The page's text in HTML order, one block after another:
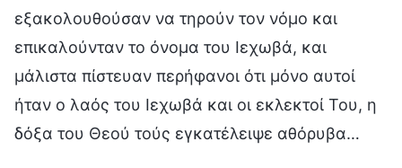
εξακολουθούσαν να τηρούν τον νόμο και
επικαλούνταν το όνομα του Ιεχωβά, και
μάλιστα πίστευαν περήφανοι ότι μόνο αυτοί
ήταν ο λαός του Ιεχωβά και οι εκλεκτοί Του, η
δόξα του Θεού τούς εγκατέλειψε αθόρυβα…